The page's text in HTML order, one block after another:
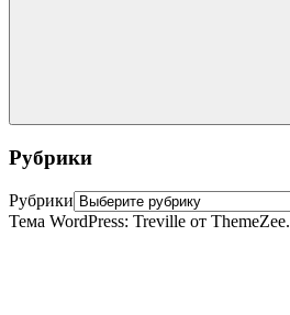
Рубрики
Рубрики
Тема WordPress: Treville от ThemeZee.